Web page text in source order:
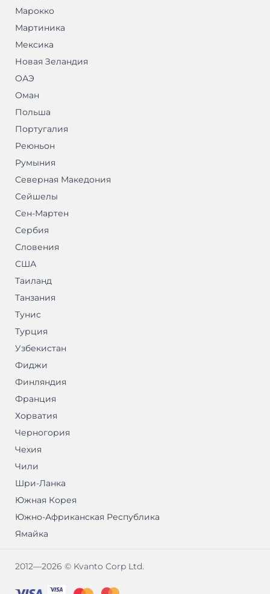
Марокко
Мартиника
Мексика
Новая Зеландия
ОАЭ
Оман
Польша
Португалия
Реюньон
Румыния
Северная Македония
Сейшелы
Сен-Мартен
Сербия
Словения
США
Таиланд
Танзания
Тунис
Турция
Узбекистан
Фиджи
Финляндия
Франция
Хорватия
Черногория
Чехия
Чили
Шри-Ланка
Южная Корея
Южно-Африканская Республика
Ямайка
2012—2026 © Kvanto Corp Ltd.